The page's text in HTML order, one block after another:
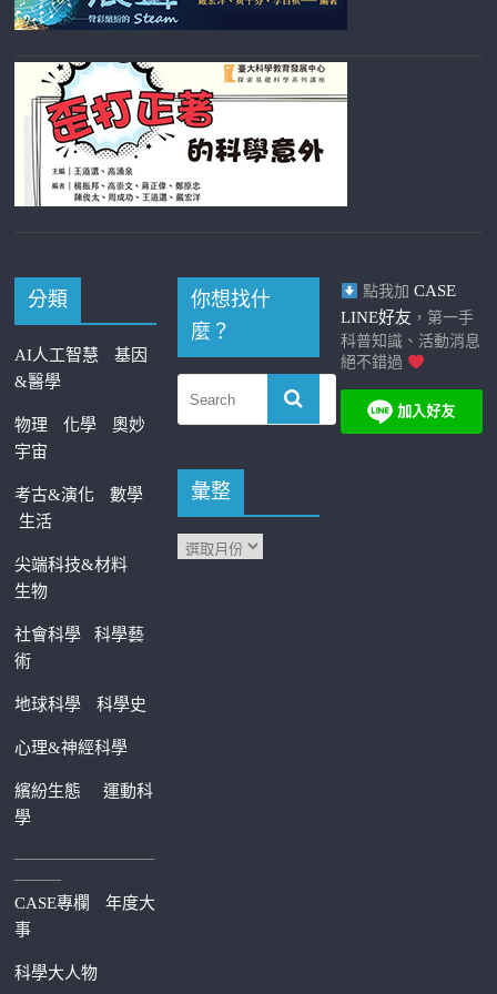
分類
AI人工智慧
基因
&醫學
物理 化學
奧妙
宇宙
考古&演化
數學
生活
尖端科技&材料
生物
社會科學科學藝
術
地球科學 科學史
心理&神經科學
繽紛生態運動科
學
—————————
———
CASE專欄
年度大
事
科學大人物
你想找什
麼？
彙整
點我加 CASE
LINE好友 ，第一手
科普知識、活動消息
絕不錯過